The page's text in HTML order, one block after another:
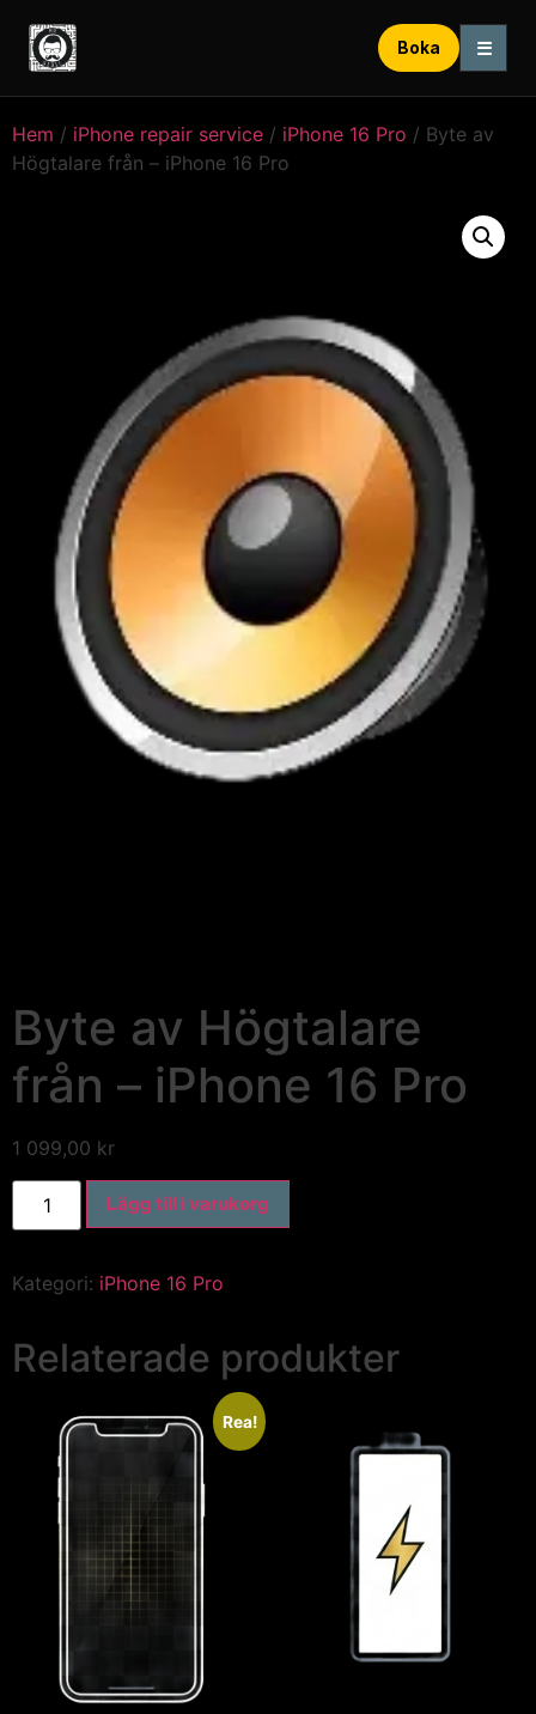
Boka ☰
Hem / iPhone repair service / iPhone 16 Pro / Byte av
Högtalare från – iPhone 16 Pro
Byte av Högtalare
från – iPhone 16 Pro
1 099,00 kr
Lägg till i varukorg
Kategori: iPhone 16 Pro
Relaterade produkter
Rea!